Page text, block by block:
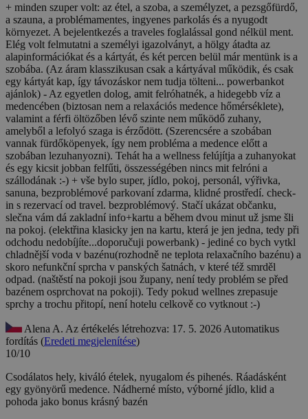
+ minden szuper volt: az étel, a szoba, a személyzet, a pezsgőfürdő,
a szauna, a problémamentes, ingyenes parkolás és a nyugodt
környezet. A bejelentkezés a traveles foglalással gond nélkül ment.
Elég volt felmutatni a személyi igazolványt, a hölgy átadta az
alapinformációkat és a kártyát, és két percen belül már mentünk is a
szobába. (Az áram klasszikusan csak a kártyával működik, és csak
egy kártyát kap, így távozáskor nem tudja tölteni... powerbankot
ajánlok) - Az egyetlen dolog, amit felróhatnék, a hidegebb víz a
medencében (biztosan nem a relaxációs medence hőmérséklete),
valamint a férfi öltözőben lévő szinte nem működő zuhany,
amelyből a lefolyó szaga is érződött. (Szerencsére a szobában
vannak fürdőköpenyek, így nem probléma a medence előtt a
szobában lezuhanyozni). Tehát ha a wellness felújítja a zuhanyokat
és egy kicsit jobban felfűti, összességében nincs mit felróni a
szállodának :-) + vše bylo super, jídlo, pokoj, personál, výřivka,
sanuna, bezproblémové parkovaní zdarma, klidné prostředí. check-
in s rezervací od travel. bezproblémový. Stačí ukázat občanku,
slečna vám dá zakladní info+kartu a během dvou minut už jsme šli
na pokoj. (elektřina klasicky jen na kartu, která je jen jedna, tedy při
odchodu nedobíjíte...doporučuji powerbank) - jediné co bych vytkl
chladnější voda v bazénu(rozhodně ne teplota relaxačního bazénu) a
skoro nefunkční sprcha v panských šatnách, v které též smrděl
odpad. (naštěstí na pokoji jsou župany, není tedy problém se před
bazénem osprchovat na pokoji). Tedy pokud wellnes zrepasuje
sprchy a trochu přitopí, není hotelu celkově co vytknout :-)
Alena A. Az értékelés létrehozva: 17. 5. 2026 Automatikus
fordítás (Eredeti megjelenítése)
10/10
Csodálatos hely, kiváló ételek, nyugalom és pihenés. Ráadásként
egy gyönyörű medence. Nádherné místo, výborné jídlo, klid a
pohoda jako bonus krásný bazén